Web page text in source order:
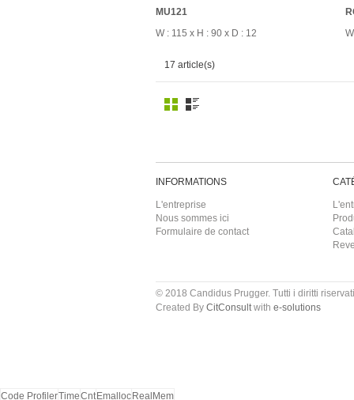
MU121
W : 115 x H : 90 x D : 12
17 article(s)
INFORMATIONS
L'entreprise
Nous sommes ici
Formulaire de contact
© 2018 Candidus Prugger. Tutti i diritti
Created By CitConsultwith e-solutions
Code ProfilerTimeCnt Emalloc RealMem